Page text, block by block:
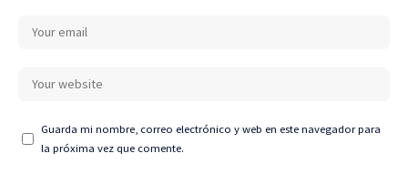
Guarda mi nombre, correo electrónico y web en este navegador para
la próxima vez que comente.